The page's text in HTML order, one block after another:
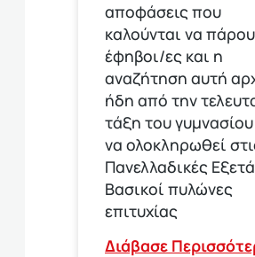
αποφάσεις που
καλούνται να
έφηβοι/ες και η
αναζήτηση αυτή
ήδη από την
τάξη του γυμνασίου
να ολοκληρωθεί
Πανελλαδικές
Βασικοί πυλώνες
επιτυχίας
Διάβασε